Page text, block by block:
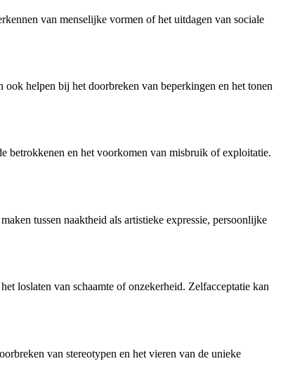
van menselijke vormen of het uitdagen van sociale
helpen bij het doorbreken van beperkingen en het tonen
betrokkenen en het voorkomen van misbruik of exploitatie.
tussen naaktheid als artistieke expressie, persoonlijke
loslaten van schaamte of onzekerheid. Zelfacceptatie kan
van stereotypen en het vieren van de unieke